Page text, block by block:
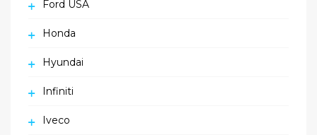
Ford USA
Honda
Hyundai
Infiniti
Iveco